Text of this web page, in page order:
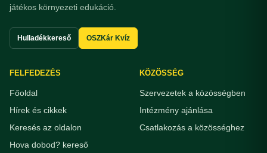
játékos környezeti edukáció.
Hulladékkereső OSZKár Kvíz
FELFEDEZÉS
Főoldal
Hírek és cikkek
Keresés az oldalon
Hova dobod? kereső
KÖZÖSSÉG
Szervezetek a közösségben
Intézmény ajánlása
Csatlakozás a közösséghez